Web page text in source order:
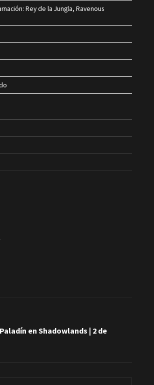
Rey de la Jungla, Ravenous
en Shadowlands | 2 de